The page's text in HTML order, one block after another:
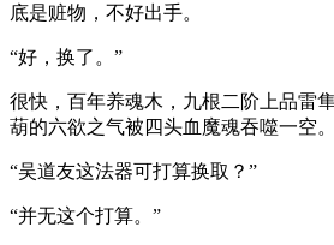
底是赃物，不好出手。
“好，换了。”
很快，百年养魂木，九根二阶上品雷
葫的六欲之气被四头血魔魂吞噬一空。
“吴道友这法器可打算换取？”
“并无这个打算。”